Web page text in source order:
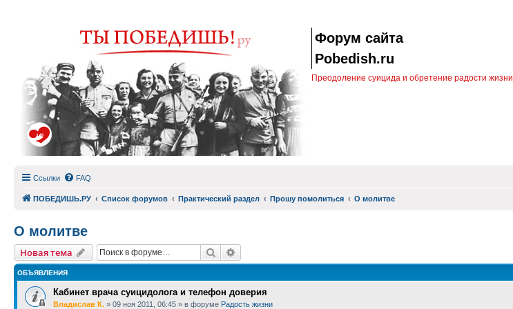
Форум сайта
Pobedish.ru
Преодоление суицида и обретение радости жизни
Ссылки FAQ
ПОБЕДИШЬ.РУ Список форумов Практический раздел Прошу помолиться О молитве
О молитве
Новая тема Поиск
ОБЪЯВЛЕНИЯ
Кабинет врача суицидолога и телефон доверия
Владислав К. » 09 ноя 2011, 06:45 » в форуме Радость жизни